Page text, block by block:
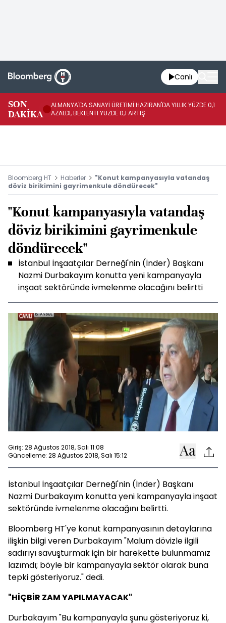
Canlı
SON
DAKİKA
ALMANYA'DA SANAYİ ÜRETİMİ HAZİRAN'DA YILLIK YÜZDE 0,1
AZALDI, BEKLENTİ YÜZDE 0,1 ARTIŞ
Bloomberg HT Haberler
"Konut kampanyasıyla vatandaş
döviz birikimini gayrimenkule döndürecek"
"Konut kampanyasıyla vatandaş
döviz birikimini gayrimenkule
döndürecek"
İstanbul İnşaatçılar Derneği'nin (İnder) Başkanı
Nazmi Durbakayım konutta yeni kampanyayla
inşaat sektöründe ivmelenme olacağını belirtti
Giriş: 28 Ağustos 2018, Salı 11:08
Güncelleme: 28 Ağustos 2018, Salı 15:12
İstanbul İnşaatçılar Derneği'nin (İnder) Başkanı
Nazmi Durbakayım konutta yeni kampanyayla inşaat
sektöründe ivmelenme olacağını belirtti.
Bloomberg HT'ye konut kampanyasının detaylarına
ilişkin bilgi veren Durbakayım "Malum dövizle ilgili
sadırıyı savuşturmak için bir harekette bulunmamız
lazımdı; böyle bir kampanyayla sektör olarak buna
tepki gösteriyoruz." dedi.
"HİÇBİR ZAM YAPILMAYACAK"
Durbakayım "Bu kampanyayla şunu gösteriyoruz ki,